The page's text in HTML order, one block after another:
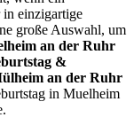
in einzigartige
große Auswahl, um
an der Ruhr
&
an der Ruhr
in Muelheim